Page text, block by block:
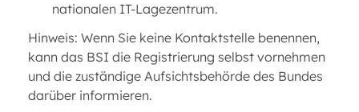
nationalen IT-Lagezentrum.
Hinweis: Wenn Sie keine Kontaktstelle benennen,
kann das BSI die Registrierung selbst vornehmen
und die zuständige Aufsichtsbehörde des Bundes
darüber informieren.